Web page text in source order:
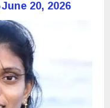
June 20, 2026